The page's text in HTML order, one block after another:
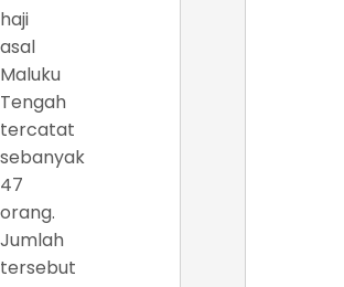
haji
asal
Maluku
Tengah
tercatat
sebanyak
47
orang.
Jumlah
tersebut